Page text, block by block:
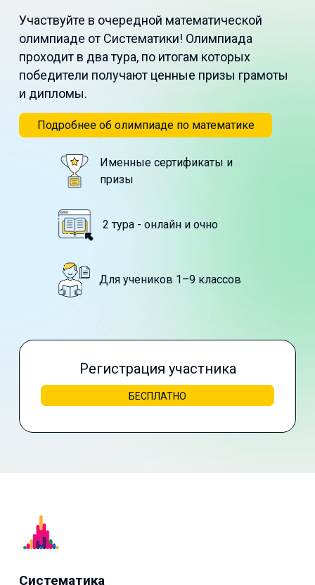
Участвуйте в очередной математической
олимпиаде от Систематики! Олимпиада
проходит в два тура, по итогам которых
победители получают ценные призы грамоты
и дипломы.
Подробнее об олимпиаде по математике
Именные сертификаты и
призы
2 тура - онлайн и очно
Для учеников 1–9 классов
Регистрация участника
БЕСПЛАТНО
Систематика